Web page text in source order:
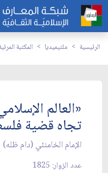
الرئيسية ملتيميديا المكتبة
«العالم
تجاه قضية
الإمام الخامنئي (دام ظله)
عدد الزوار: 1825